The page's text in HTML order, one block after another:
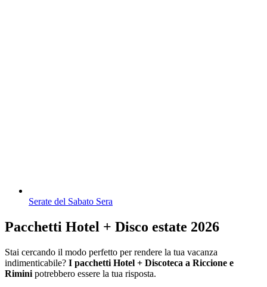
Serate del Sabato Sera
Pacchetti Hotel + Disco estate 2026
Stai cercando il modo perfetto per rendere la tua vacanza
indimenticabile? I pacchetti Hotel + Discoteca a Riccione e
Rimini potrebbero essere la tua risposta.